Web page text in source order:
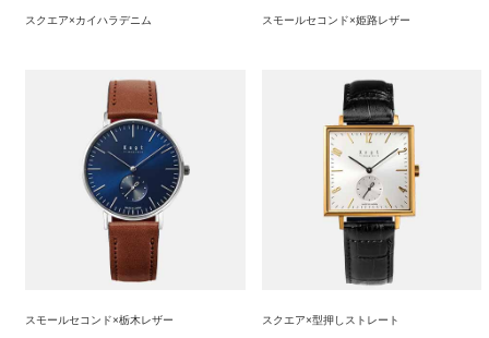
スクエア×カイハラデニム スモールセコンド×姫路レザー
スモールセコンド×栃木レザー スクエア×型押しストレート